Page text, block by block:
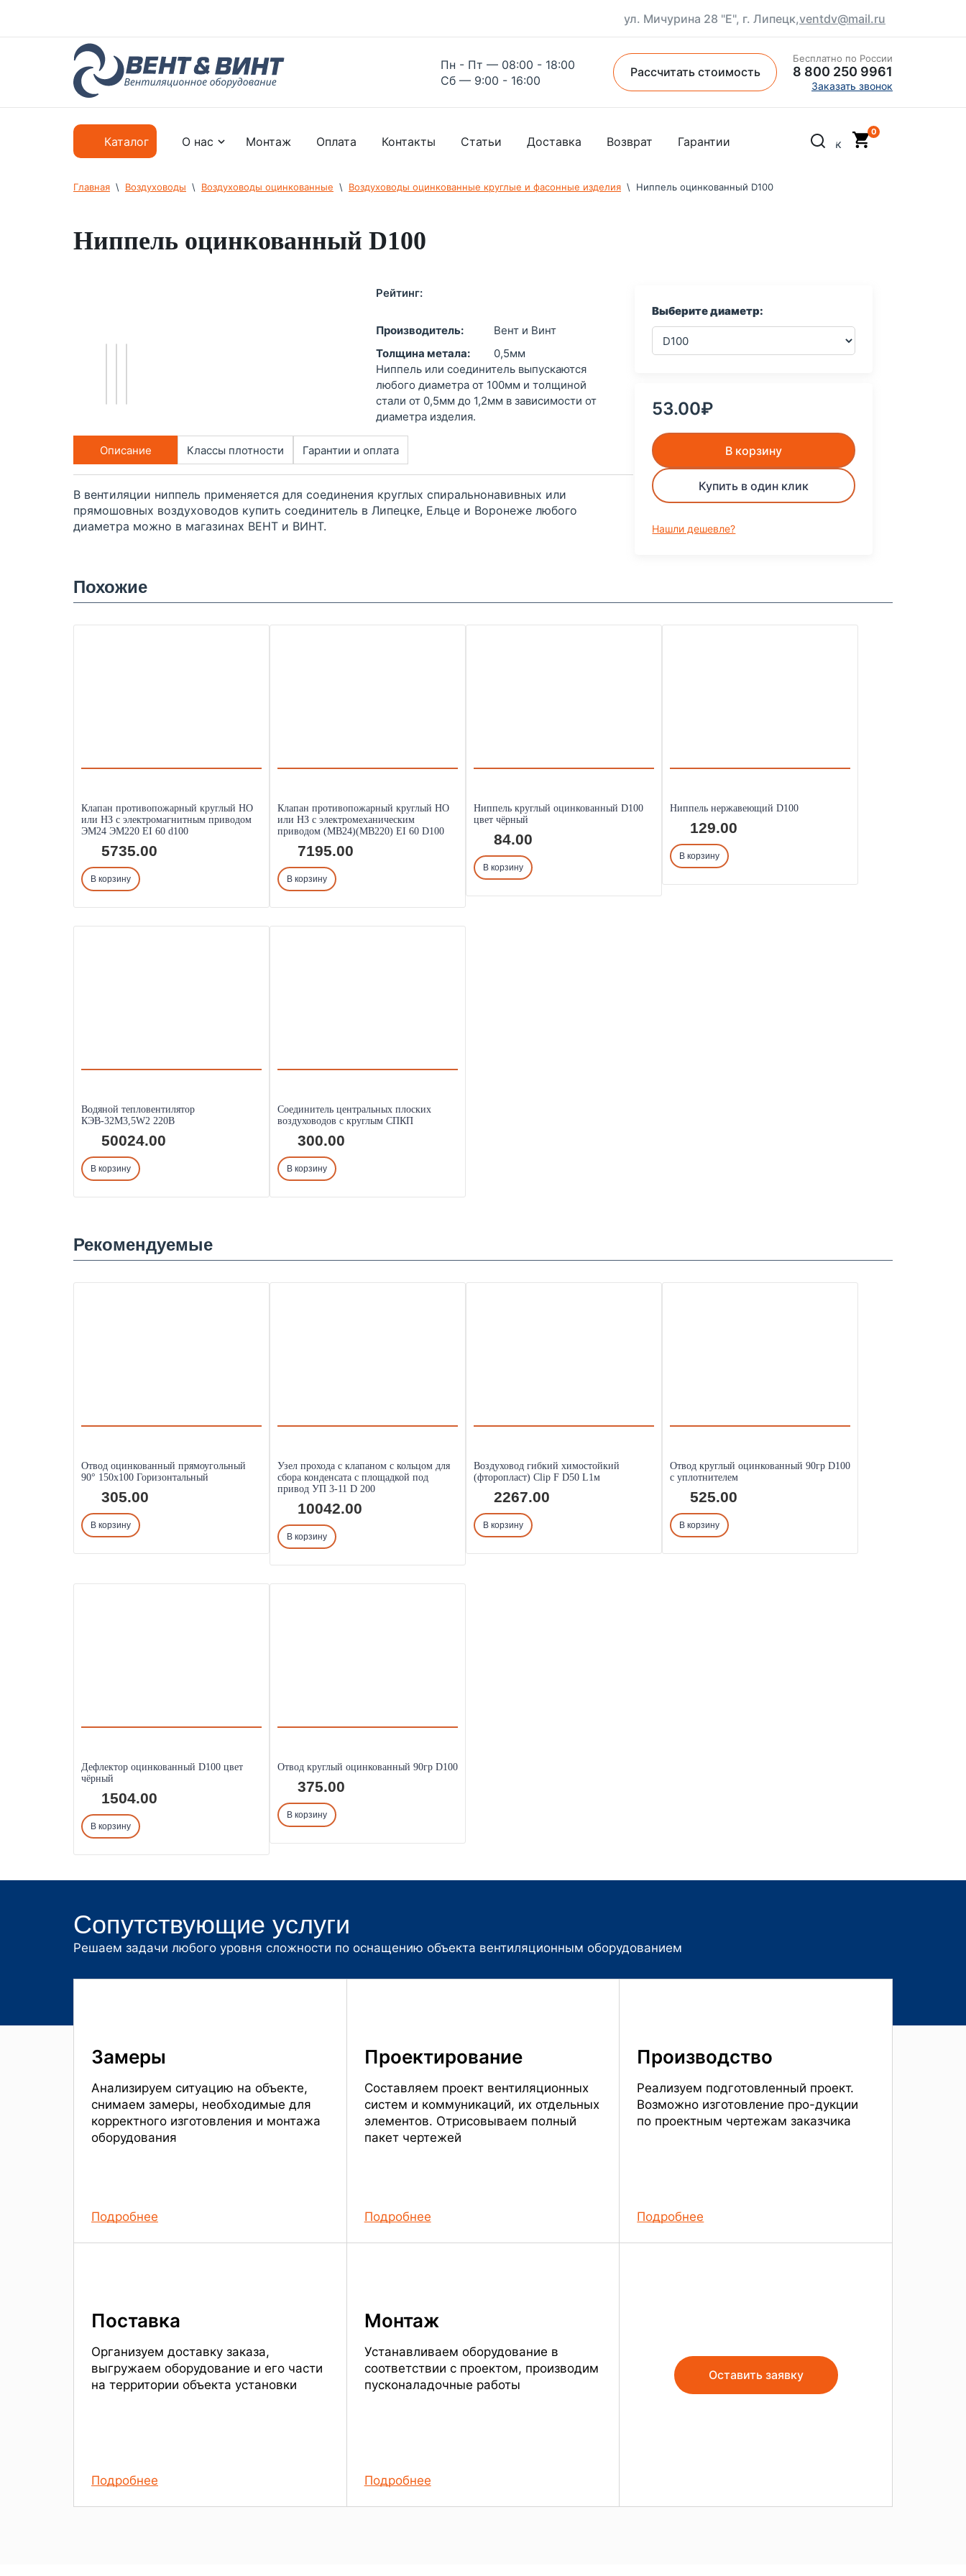
ул. Мичурина 28 "Е", г. Липецк,ventdv@mail.ru
Пн - Пт — 08:00 - 18:00
Сб — 9:00 - 16:00
Рассчитать стоимость
Бесплатно по России
8 800 250 9961
Заказать звонок
Каталог О нас Оплата Доставка Гарантии
Возврат
Монтаж Контакты Статьи
Главная
  \
Воздуховоды
  \
Воздуховоды оцинкованные
  \
Воздуховоды оцинкованные круглые и фасонные изделия
  \
Ниппель оцинкованный D100
Ниппель оцинкованный D100
Рейтинг:
Производитель:
Вент и Винт
Толщина метала:
0,5мм
Ниппель или соединитель выпускаются
любого диаметра от 100мм и толщиной
стали от 0,5мм до 1,2мм в зависимости от
диаметра изделия.
Описание Классы плотности Гарантии и оплата
В вентиляции ниппель применяется для соединения круглых спиральнонавивных или
прямошовных воздуховодов купить соединитель в Липецке, Ельце и Воронеже любого
диаметра можно в магазинах ВЕНТ и ВИНТ.
Выберите диаметр:
53.00₽
В корзину
Купить в один клик
Нашли дешевле?
Похожие
Клапан противопожарный круглый НО
или НЗ с электромагнитным приводом
ЭМ24 ЭМ220 EI 60 d100
5735.00
В корзину
Клапан противопожарный круглый НО
или НЗ с электромеханическим
приводом (МВ24)(МВ220) EI 60 D100
7195.00
В корзину
Ниппель круглый оцинкованный D100
цвет чёрный
84.00
В корзину
Ниппель нержавеющий D100
129.00
В корзину
Водяной тепловентилятор
КЭВ-32M3,5W2 220В
50024.00
В корзину
Соединитель центральных плоских
воздуховодов с круглым СПКП
300.00
В корзину
Рекомендуемые
Отвод оцинкованный прямоугольный
90° 150х100 Горизонтальный
305.00
В корзину
Узел прохода с клапаном с кольцом для
сбора конденсата с площадкой под
привод УП 3-11 D 200
10042.00
В корзину
Воздуховод гибкий химостойкий
(фторопласт) Clip F D50 L1м
2267.00
В корзину
Отвод круглый оцинкованный 90гр D100
с уплотнителем
525.00
В корзину
Дефлектор оцинкованный D100 цвет
чёрный
1504.00
В корзину
Отвод круглый оцинкованный 90гр D100
375.00
В корзину
Сопутствующие услуги
Решаем задачи любого уровня сложности по оснащению объекта вентиляционным оборудованием
Замеры
Анализируем ситуацию на объекте,
снимаем замеры, необходимые для
корректного изготовления и монтажа
оборудования
Подробнее
Проектирование
Составляем проект вентиляционных
систем и коммуникаций, их отдельных
элементов. Отрисовываем полный
пакет чертежей
Подробнее
Производство
Реализуем подготовленный проект.
Возможно изготовление про-дукции
по проектным чертежам заказчика
Подробнее
Поставка
Организуем доставку заказа,
выгружаем оборудование и его части
на территории объекта установки
Подробнее
Монтаж
Устанавливаем оборудование в
соответствии с проектом, производим
пусконаладочные работы
Подробнее
Оставить заявку